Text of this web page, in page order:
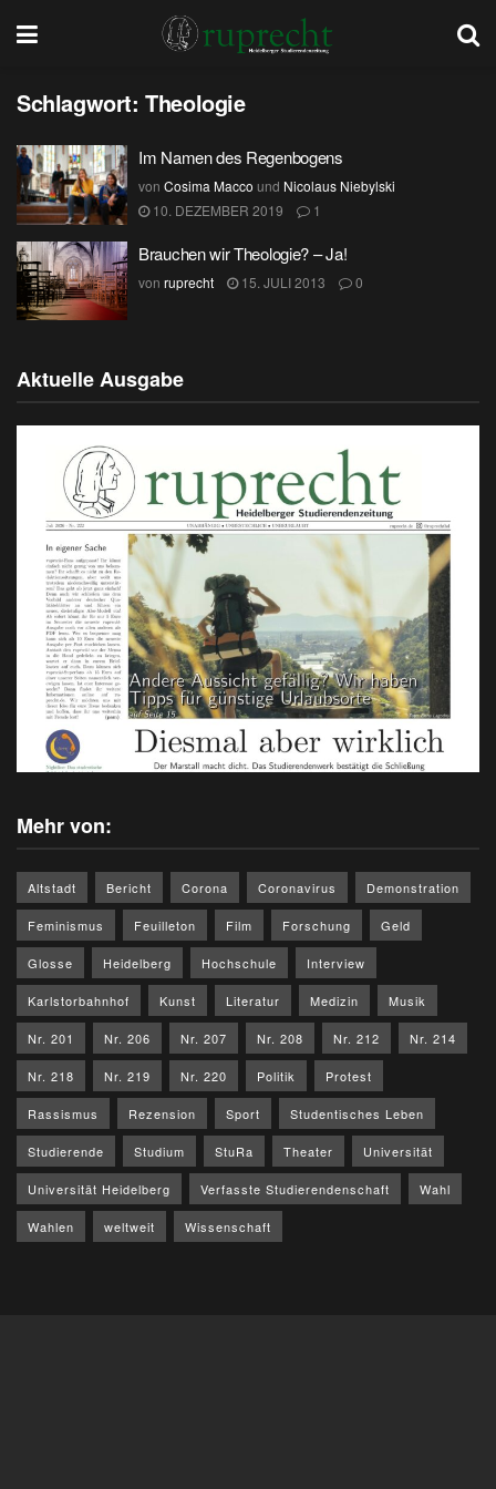
Schlagwort:Theologie
Im Namen des Regenbogens
von Cosima Macco und Nicolaus Niebylski
10. DEZEMBER 2019
1
Brauchen wir Theologie? – Ja!
von ruprecht 15. JULI 2013 0
Aktuelle Ausgabe
Mehr von:
Altstadt Bericht Corona Coronavirus Demonstration
Feminismus Feuilleton Film Forschung Geld
Glosse Heidelberg Hochschule Interview
Karlstorbahnhof Kunst Literatur Medizin Musik
Nr. 201 Nr. 206 Nr. 207 Nr. 208 Nr. 212 Nr. 214
Nr. 218 Nr. 219 Nr. 220 Politik Protest
Rassismus Rezension Sport Studentisches Leben
Studierende Studium StuRa Theater Universität
Universität Heidelberg Verfasste Studierendenschaft Wahl
Wahlen weltweit Wissenschaft